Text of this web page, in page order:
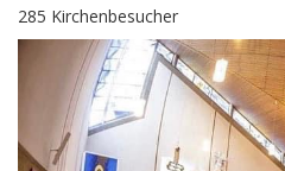
285 Kirchenbesucher